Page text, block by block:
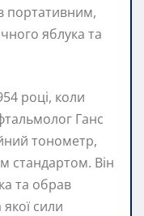
портативним,
яблука та
році, коли
Ганс
тонометр,
стандартом. Він
та обрав
сили